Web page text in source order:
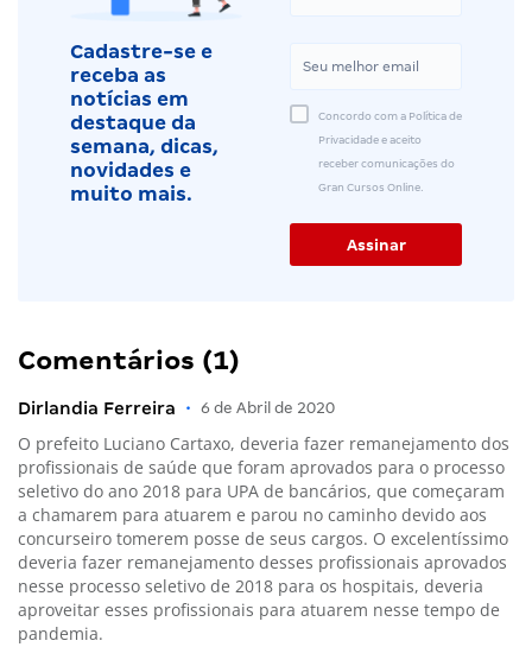
Cadastre-se e
receba as
notícias em
destaque da
semana, dicas,
novidades e
muito mais.
Concordo com a Política de
Privacidade e aceito
receber comunicações do
Gran Cursos Online.
Comentários (1)
Dirlandia Ferreira • 6 de Abril de 2020
O prefeito Luciano Cartaxo, deveria fazer remanejamento dos
profissionais de saúde que foram aprovados para o processo
seletivo do ano 2018 para UPA de bancários, que começaram
a chamarem para atuarem e parou no caminho devido aos
concurseiro tomerem posse de seus cargos. O excelentíssimo
deveria fazer remanejamento desses profissionais aprovados
nesse processo seletivo de 2018 para os hospitais, deveria
aproveitar esses profissionais para atuarem nesse tempo de
pandemia.